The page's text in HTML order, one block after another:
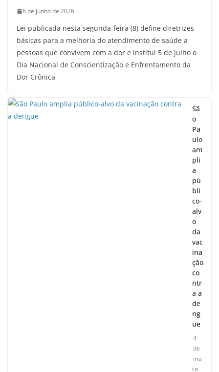
8 de junho de 2026
Lei publicada nesta segunda-feira (8) define diretrizes
básicas para a melhoria do atendimento de saúde a
pessoas que convivem com a dor e institui 5 de julho o
Dia Nacional de Conscientização e Enfrentamento da
Dor Crônica
Sã
o
Pa
ulo
am
pli
a
pú
bli
co-
alv
o
da
vac
ina
ção
co
ntr
a a
de
ng
ue
4
de
ma
io